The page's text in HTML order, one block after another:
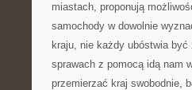
miastach, proponują
samochody w dowolnie
kraju, nie każdy ubóstwia
sprawach z pomocą idą nam
przemierzać kraj swobodnie,